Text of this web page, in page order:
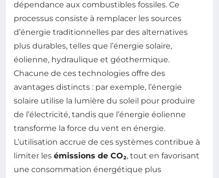
dépendance aux combustibles fossiles. Ce
processus consiste à remplacer les sources
d’énergie traditionnelles par des alternatives
plus durables, telles que l’énergie solaire,
éolienne, hydraulique et géothermique.
Chacune de ces technologies offre des
avantages distincts : par exemple, l’énergie
solaire utilise la lumière du soleil pour produire
de l’électricité, tandis que l’énergie éolienne
transforme la force du vent en énergie.
L’utilisation accrue de ces systèmes contribue à
limiter les émissions de CO₂, tout en favorisant
une consommation énergétique plus